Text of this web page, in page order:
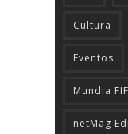
Cultura
Eventos
Mundia
netMag